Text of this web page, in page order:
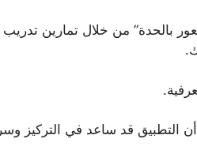
بالحدة” من خلال تمارين تدريب
التطبيق قد ساعد في التركيز